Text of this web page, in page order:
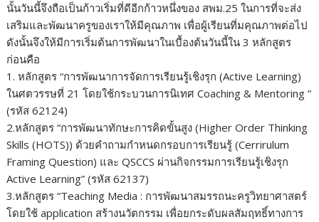
นั้นวันนี้จึงถือเป็นก้าวเริ่มที่ดีอีกก้าวหนึ่งของ สพม.25 ในการที่จะส่ง
เสริมและพัฒนาครูของเราให้มีคุณภาพ เพื่อผู้เรียนที่มคุณภาพต่อไป
ดังนั้นจึงให้มีการเริ่มต้นการพัฒนาในเบื้องต้นวันนี้ใน 3 หลักสูตร
ก่อนคือ
1. หลักสูตร “การพัฒนาการจัดการเรียนรู้เชิงรุก (Active Learning)
ในศตวรรษที่ 21 โดยใช้กระบวนการนิเทศ Coaching & Mentoring ”
(รหัส 62124)
2.หลักสูตร “การพัฒนาทักษะการคิดขั้นสูง (Higher Order Thinking
Skills (HOTS)) ด้วยคำถามกำหนดกรอบการเรียนรู้ (Cerrirulum
Framing Question) และ QSCCS ผ่านกิจกรรมการเรียนรู้เชิงรุก
Active Learning” (รหัส 62137)
3.หลักสูตร “Teaching Media : การพัฒนาสมรรถนะครูวิทยาศาสตร์
โดยใช้ application สร้างนวัตกรรม เพื่อยกระดับผลสัมฤทธิ์ทางการ